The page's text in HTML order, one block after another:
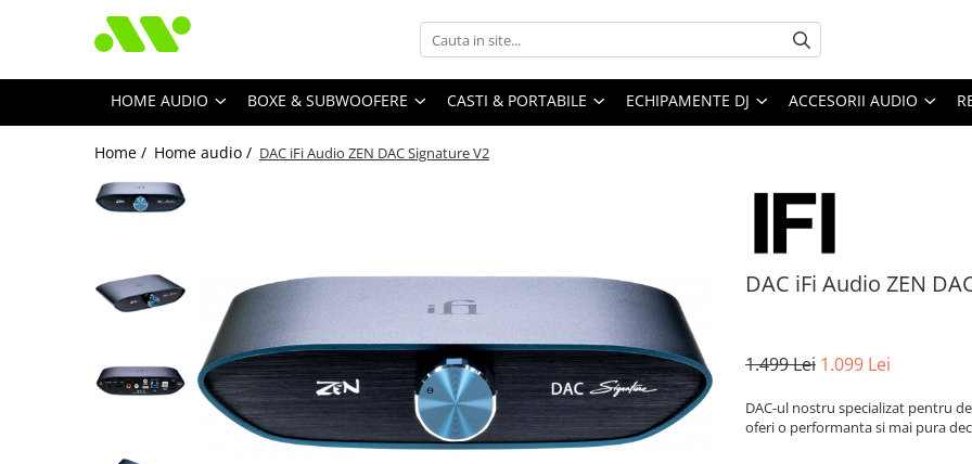
HOME AUDIO BOXE & SUBWOOFERE CASTI & PORTABILE ECHIPAMENTE DJ ACCESORII AUDIO
Home / Home audio / DAC iFi Audio ZEN DAC Signature V2
DAC iFi Audio ZEN
1.499 Lei 1.099 Lei
DAC-ul nostru specializat pentru
oferi o performanta si mai pura